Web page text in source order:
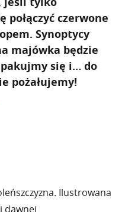
połączyć czerwone
Synoptycy
majówka będzie
pakujmy się i… do
pożałujemy!
Ilustrowana
dawnej